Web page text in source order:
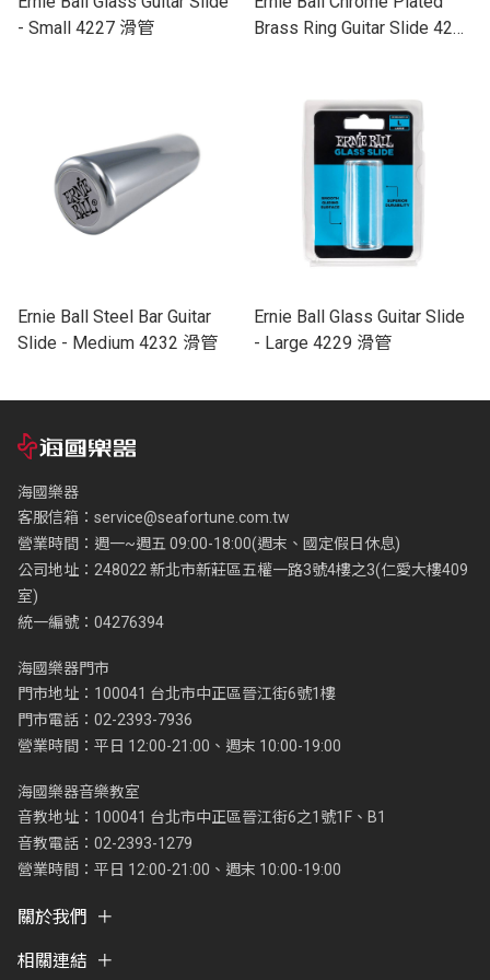
- Small 4227 滑管
Brass Ring Guitar Slide 4235
Ernie Ball Steel Bar Guitar
Slide - Medium 4232 滑管
Ernie Ball Glass Guitar Slide
- Large 4229 滑管
海國樂器
客服信箱： service@seafortune.com.tw
營業時間：週一~週五 09:00-18:00(週末、國定假日休息)
公司地址：248022 新北市新莊區五權一路3號4樓之3(仁愛大樓409
室)
統一編號：04276394
海國樂器門市
門市地址：100041 台北市中正區晉江街6號1樓
門市電話：02-2393-7936
營業時間：平日 12:00-21:00、週末 10:00-19:00
海國樂器音樂教室
音教地址：100041 台北市中正區晉江街6之1號1F、B1
音教電話：02-2393-1279
營業時間：平日 12:00-21:00、週末 10:00-19:00
關於我們
相關連結